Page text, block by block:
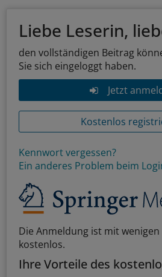
Liebe Leserin,
den vollständigen Beitrag
Sie sich eingeloggt haben.
Jetzt
Kostenlos
Kennwort vergessen?
Ein anderes Problem beim
Die Anmeldung ist mit
kostenlos.
Ihre Vorteile des